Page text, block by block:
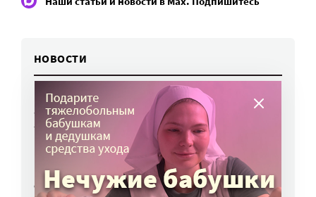
НОВОСТИ
Вторая волна клещей ожидается в конце
августа — начале сентября
7 авг, 19:25
Родных, которые могут взять ребенка
из проблемной семьи, предлагают искать
с полицией